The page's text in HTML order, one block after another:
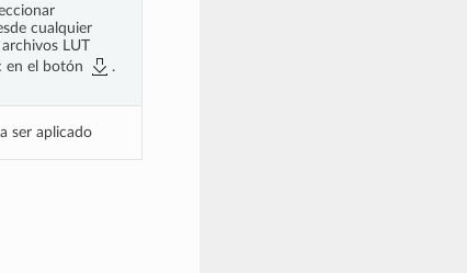
cualquier
LUT
en el botón
.
ser aplicado